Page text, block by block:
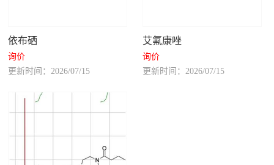
依布硒
询价
更新时间：2026/07/15
艾氟康唑
询价
更新时间：2026/07/15